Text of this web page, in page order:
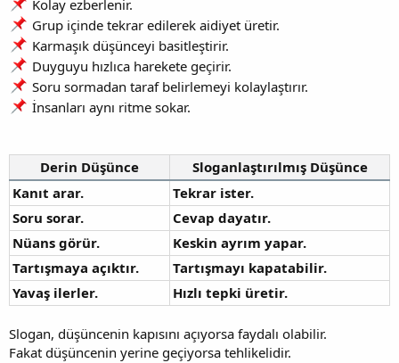
Kolay ezberlenir.
Grup içinde tekrar edilerek aidiyet üretir.
Karmaşık düşünceyi basitleştirir.
Duyguyu hızlıca harekete geçirir.
Soru sormadan taraf belirlemeyi kolaylaştırır.
İnsanları aynı ritme sokar.
Derin Düşünce
Sloganlaştırılmış Düşünce
Kanıt arar.
Tekrar ister.
Soru sorar.
Cevap dayatır.
Nüans görür.
Keskin ayrım yapar.
Tartışmaya açıktır.
Tartışmayı kapatabilir.
Yavaş ilerler.
Hızlı tepki üretir.
Slogan, düşüncenin kapısını açıyorsa faydalı olabilir.
Fakat düşüncenin yerine geçiyorsa tehlikelidir.